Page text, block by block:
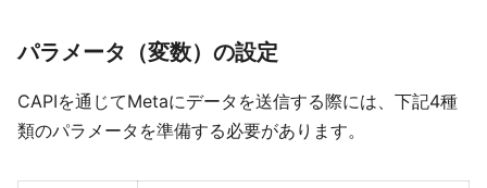
パラメータ（変数）の設定
CAPIを通じてMetaにデータを送信する際には、下記4種
類のパラメータを準備する必要があります。